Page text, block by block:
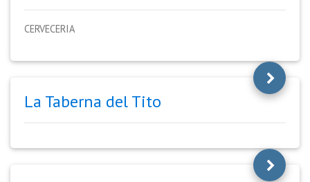
CERVECERIA
La Taberna del Tito